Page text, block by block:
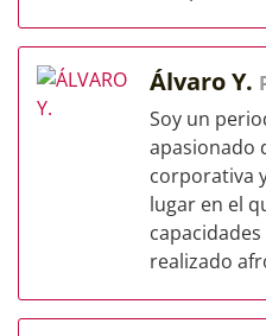
Álvaro Y.
Soy un
apasionado
corporativa
lugar en el
realizado